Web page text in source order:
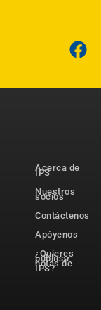
Acerca de
IPS
Nuestros
socios
Contáctenos
Apóyenos
¿Quieres
publicar
notas de
IPS?